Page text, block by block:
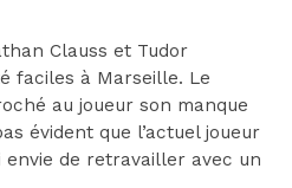
Clauss et Tudor
faciles à Marseille. Le
au joueur son manque
évident que l’actuel joueur
envie de retravailler avec un